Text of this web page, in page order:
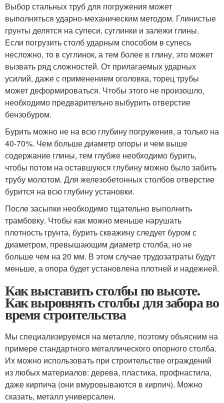
Выбор стальных труб для погружения может
выполняться ударно-механическим методом. Глинистые
грунты делятся на супеси, суглинки и залежи глины.
Если погрузить столб ударным способом в супесь
несложно, то в суглинок, а тем более в глину, это может
вызвать ряд сложностей. От прилагаемых ударных
усилий, даже с применением оголовка, торец трубы
может деформироваться. Чтобы этого не произошло,
необходимо предварительно выбурить отверстие
бензобуром.
Бурить можно не на всю глубину погружения, а только на
40-70%. Чем больше диаметр опоры и чем выше
содержание глины, тем глубже необходимо бурить,
чтобы потом на оставшуюся глубину можно было забить
трубу молотом. Для железобетонных столбов отверстие
бурится на всю глубину установки.
После засыпки необходимо тщательно выполнить
трамбовку. Чтобы как можно меньше нарушать
плотность грунта, бурить скважину следует буром с
диаметром, превышающим диаметр столба, но не
больше чем на 20 мм. В этом случае трудозатраты будут
меньше, а опора будет установлена плотней и надежней.
Как выставить столбы по высоте.
Как выровнять столбы для забора во
время строительства
Мы специализируемся на металле, поэтому объясним на
примере стандартного металлического опорного столба.
Их можно использовать при строительстве ограждений
из любых материалов: дерева, пластика, профнастила,
даже кирпича (они вмуровываются в кирпич). Можно
сказать, металл универсален.